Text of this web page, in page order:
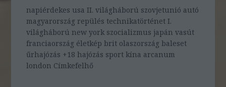
napiérdekes usa II. világháború szovjetunió autó
magyarország repülés technikatörténet I.
világháború new york szocializmus japán vasút
franciaország életkép brit olaszország baleset
űrhajózás +18 hajózás sport kína arcanum
london Címkefelhő